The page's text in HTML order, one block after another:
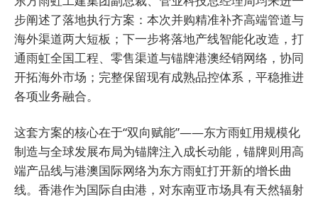
步阐述了落地执行方案：本次并购精准补齐高端管道与
海外渠道两大短板；下一步将落地产线智能化改造，打
通雨虹全国工程、零售渠道与锚牌港澳经销网络，协同
开拓海外市场；完整保留现有成熟品控体系，平稳推进
各项业务融合。
这套方案的核心在于“双向赋能”——东方雨虹用规模化
制造与全球发展布局为锚牌注入成长动能，锚牌则用高
端产品线与港澳国际网络为东方雨虹打开新的增长曲
线。香港作为国际自由港，对东南亚市场具有天然辐射